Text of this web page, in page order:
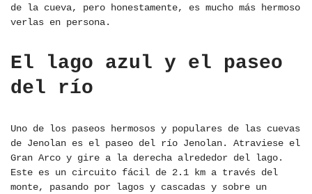
de la cueva, pero honestamente, es mucho más hermoso
verlas en persona.
El lago azul y el paseo
del río
Uno de los paseos hermosos y populares de las cuevas
de Jenolan es el paseo del río Jenolan. Atraviese el
Gran Arco y gire a la derecha alrededor del lago.
Este es un circuito fácil de 2.1 km a través del
monte, pasando por lagos y cascadas y sobre un